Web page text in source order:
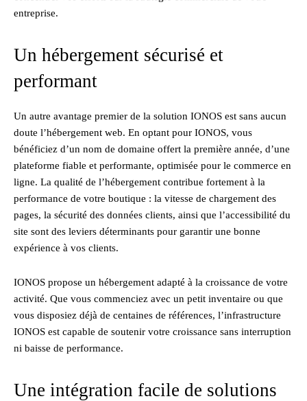
entreprise.
Un hébergement sécurisé et
performant
Un autre avantage premier de la solution IONOS est sans aucun
doute l’hébergement web. En optant pour IONOS, vous
bénéficiez d’un nom de domaine offert la première année, d’une
plateforme fiable et performante, optimisée pour le commerce en
ligne. La qualité de l’hébergement contribue fortement à la
performance de votre boutique : la vitesse de chargement des
pages, la sécurité des données clients, ainsi que l’accessibilité du
site sont des leviers déterminants pour garantir une bonne
expérience à vos clients.
IONOS propose un hébergement adapté à la croissance de votre
activité. Que vous commenciez avec un petit inventaire ou que
vous disposiez déjà de centaines de références, l’infrastructure
IONOS est capable de soutenir votre croissance sans interruption
ni baisse de performance.
Une intégration facile de solutions